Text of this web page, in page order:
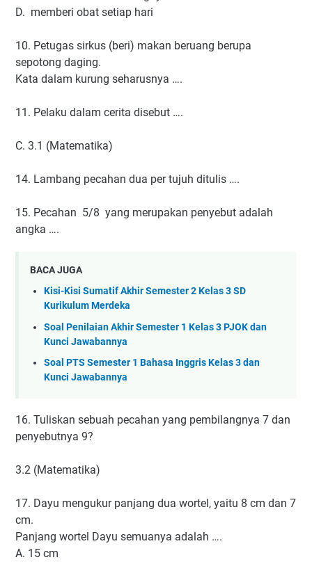
D. memberi obat setiap hari
10. Petugas sirkus (beri) makan beruang berupa
sepotong daging.
Kata dalam kurung seharusnya ….
11. Pelaku dalam cerita disebut ….
C. 3.1 (Matematika)
14. Lambang pecahan dua per tujuh ditulis ….
15. Pecahan 5/8 yang merupakan penyebut adalah
angka ….
BACA JUGA
Kisi-Kisi Sumatif Akhir Semester 2 Kelas 3 SD
Kurikulum Merdeka
Soal Penilaian Akhir Semester 1 Kelas 3 PJOK dan
Kunci Jawabannya
Soal PTS Semester 1 Bahasa Inggris Kelas 3 dan
Kunci Jawabannya
16. Tuliskan sebuah pecahan yang pembilangnya 7 dan
penyebutnya 9?
3.2 (Matematika)
17. Dayu mengukur panjang dua wortel, yaitu 8 cm dan 7
cm.
Panjang wortel Dayu semuanya adalah ….
A. 15 cm